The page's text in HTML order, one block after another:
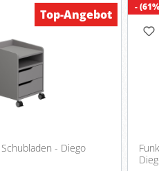
- Diego
Top-Angebot
-